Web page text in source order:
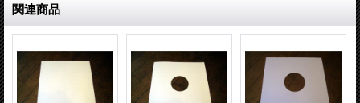
関連商品